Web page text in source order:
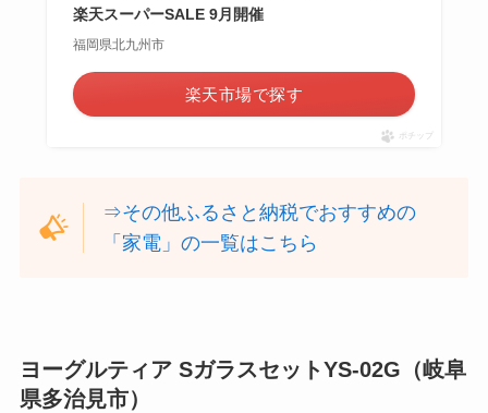
楽天スーパーSALE 9月開催
福岡県北九州市
楽天市場で探す
ポチップ
⇒その他ふるさと納税でおすすめの
「家電」の一覧はこちら
ヨーグルティア SガラスセットYS-02G（岐阜
県多治見市）